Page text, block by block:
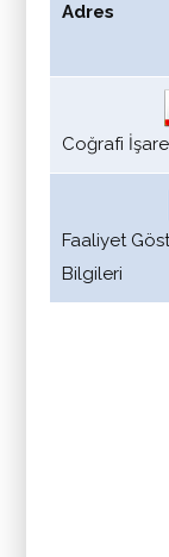
Adres
Coğrafi
Faaliyet
Bilgileri